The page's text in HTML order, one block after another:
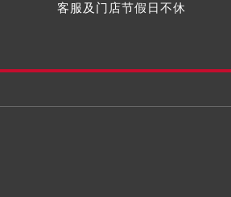
客服及门店节假日不休